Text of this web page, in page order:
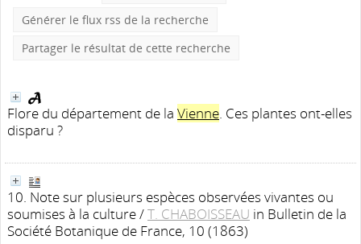
Générer le flux rss de la recherche
Partager le résultat de cette recherche
Flore du département de la Vienne. Ces plantes ont-elles
disparu ?
10. Note sur plusieurs espèces observées vivantes ou
soumises à la culture/T. CHABOISSEAU in Bulletin de la
Société Botanique de France, 10 (1863)